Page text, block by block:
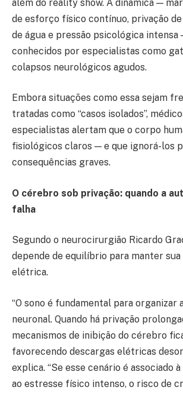
além do reality show. A dinâmica —
de esforço físico contínuo, privação
de água e pressão psicológica
conhecidos por especialistas como
colapsos neurológicos agudos.
Embora situações como essa sejam
tratadas como “casos isolados”,
especialistas alertam que o corpo
fisiológicos claros — e que ignorá-los
consequências graves.
O cérebro sob privação: quando a
falha
Segundo o neurocirurgião Ricardo
depende de equilíbrio para manter
elétrica.
“O sono é fundamental para organizar
neuronal. Quando há privação
mecanismos de inibição do cérebro
favorecendo descargas elétricas
explica. “Se esse cenário é associado
ao estresse físico intenso, o risco de